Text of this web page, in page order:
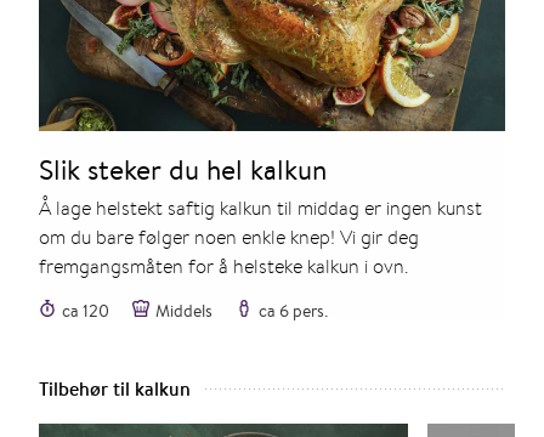
Slik steker du hel kalkun
Å lage helstekt saftig kalkun til middag er ingen kunst
om du bare følger noen enkle knep! Vi gir deg
fremgangsmåten for å helsteke kalkun i ovn.
ca 120 Middels ca 6 pers.
Tilbehør til kalkun